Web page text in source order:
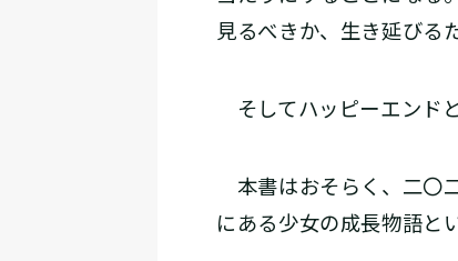
見るべきか、生き延びる
そしてハッピーエンド
本書はおそらく、二〇
にある少女の成長物語と